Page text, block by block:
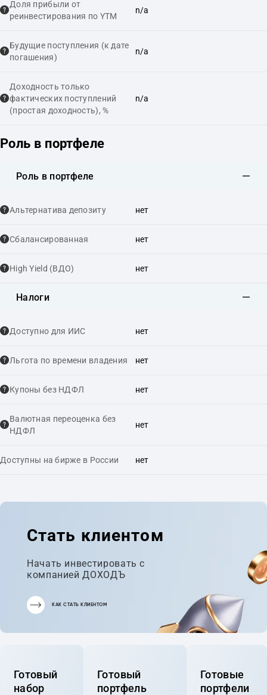
Доля прибыли от
реинвестирования по YTM
n/a
Будущие поступления (к дате
погашения)
n/a
Доходность только
фактических поступлений
(простая доходность), %
n/a
Роль в портфеле
Роль в портфеле
Альтернатива депозиту нет
Сбалансированная нет
High Yield (ВДО) нет
Налоги
Доступно для ИИС нет
Льгота по времени владения нет
Купоны без НДФЛ нет
Валютная переоценка без
НДФЛ
нет
Доступны на бирже в России нет
Стать клиентом
Начать инвестировать с
компанией ДОХОДЪ
КАК СТАТЬ КЛИЕНТОМ
Готовый
набор
Готовый
портфель
Готовые
портфели